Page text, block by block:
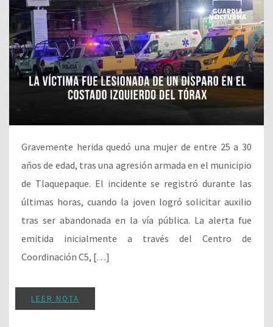
Gravemente herida quedó una mujer de entre 25 a 30
años de edad, tras una agresión armada en el municipio
de Tlaquepaque. El incidente se registró durante las
últimas horas, cuando la joven logró solicitar auxilio
tras ser abandonada en la vía pública. La alerta fue
emitida inicialmente a través del Centro de
Coordinación C5, […]
LEER NOTA